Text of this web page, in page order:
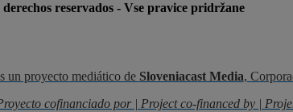
reservados - Vse pravice pridržane
un proyecto mediático de Sloveniacast Media,
cofinanciado por | Project co-financed by |